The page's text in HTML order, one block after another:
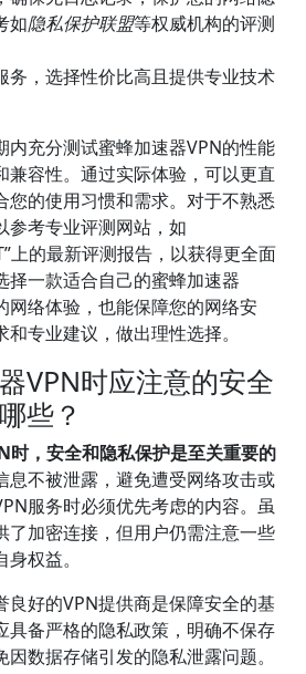
如隐私保护联盟等权威机构的评测
务，选择性价比高且提供专业技术
内充分测试蜜蜂加速器VPN的性能
兼容性。通过实际体验，可以更直
您的使用习惯和需求。对于不熟悉
参考专业评测网站，如
上的最新评测报告，以获得更全面
择一款适合自己的蜜蜂加速器
网络体验，也能保障您的网络安
专业建议，做出理性选择。
VPN时应注意的安全
些？
时，安全和隐私保护是至关重要的
息不被泄露，避免遭受网络攻击或
服务时必须优先考虑的内容。虽
了加密连接，但用户仍需注意一些
权益。
良好的VPN提供商是保障安全的基
具备严格的隐私政策，明确不保存
数据存储引发的隐私泄露问题。